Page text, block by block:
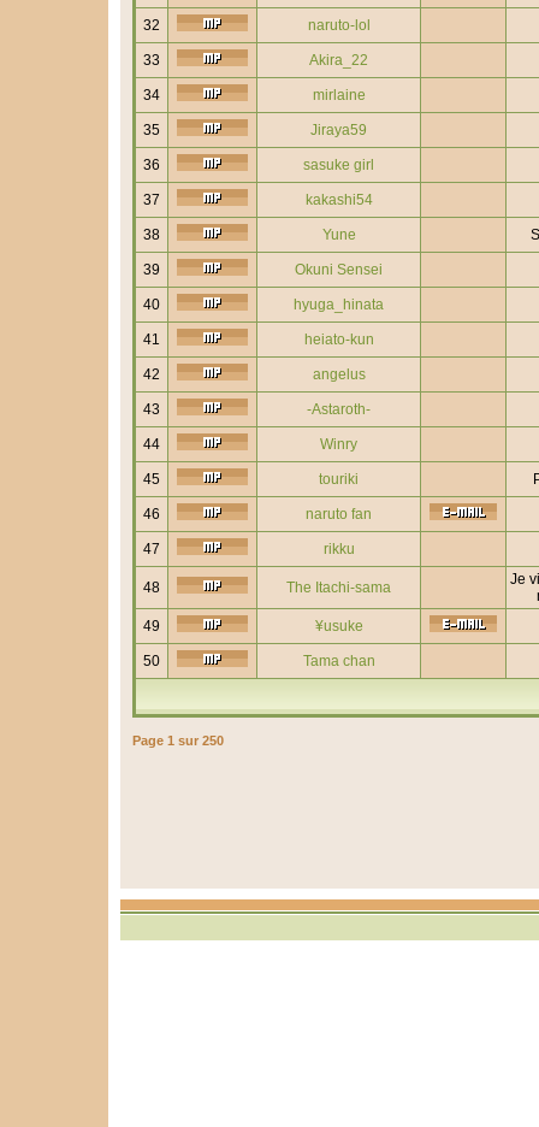
32 naruto-lol
33 Akira_22
34 mirlaine
35 Jiraya59
36 sasuke girl
37 kakashi54
38 Yune
39 Okuni Sensei
40 hyuga_hinata
41 heiato-kun
42 angelus
43 -Astaroth-
44 Winry
45 touriki
46 naruto fan
47 rikku
48 The Itachi-sama
Je
49
¥usuke
50 Tama chan
Page 1 sur 250